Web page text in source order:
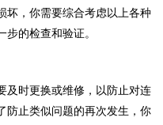
坏，你需要综合考虑以上各种
的检查和验证。
及时更换或维修，以防止对连
防止类似问题的再次发生，你